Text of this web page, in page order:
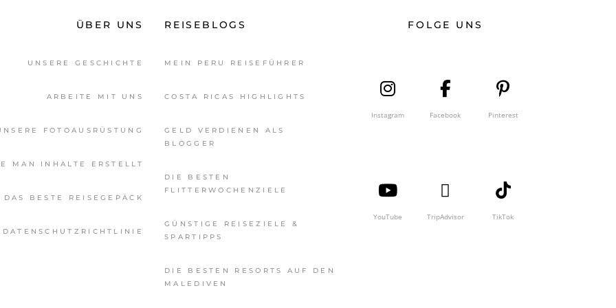
ÜBER UNS
UNSERE GESCHICHTE
ARBEITE MIT UNS
FOTOAUSRÜSTUNG
MAN INHALTE ERSTELLT
DAS BESTE REISEGEPÄCK
DATENSCHUTZRICHTLINIE
REISEBLOGS
MEIN PERU REISEFÜHRER
COSTA RICAS HIGHLIGHTS
GELD VERDIENEN ALS
BLOGGER
DIE BESTEN
FLITTERWOCHENZIELE
GÜNSTIGE REISEZIELE &
SPARTIPPS
DIE BESTEN RESORTS AUF DEN
MALEDIVEN
FOLGE UNS
Instagram
YouTube
Facebook
TripAdvisor
Pinterest
TikTok